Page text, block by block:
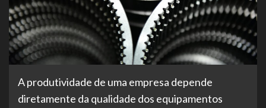
A produtividade de uma empresa depende
diretamente da qualidade dos equipamentos